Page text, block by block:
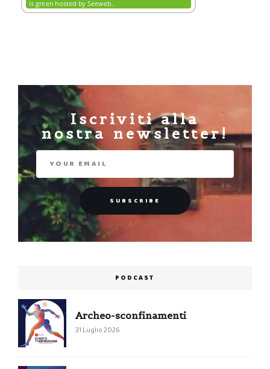
Iscriviti alla
nostra newsletter!
PODCAST
Archeo-sconfinamenti
31 Luglio 2026